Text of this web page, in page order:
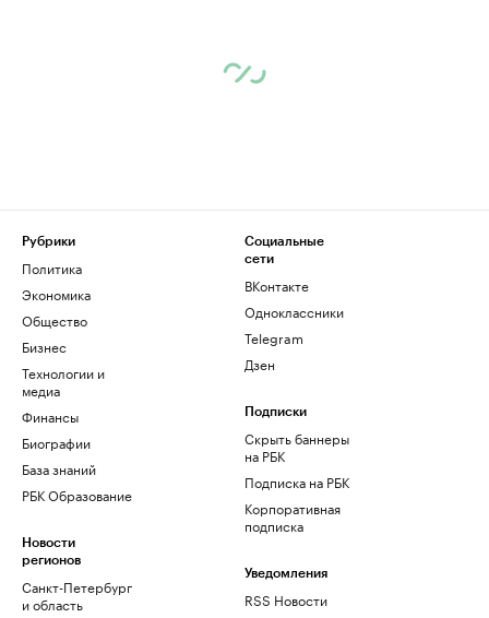
Рубрики
Политика
Экономика
Общество
Бизнес
Технологии и
медиа
Финансы
Биографии
База знаний
РБК Образование
Новости
регионов
Санкт-Петербург
и область
Социальные
сети
ВКонтакте
Одноклассники
Telegram
Дзен
Подписки
Скрыть баннеры
на РБК
Подписка на РБК
Корпоративная
подписка
Уведомления
RSS Новости